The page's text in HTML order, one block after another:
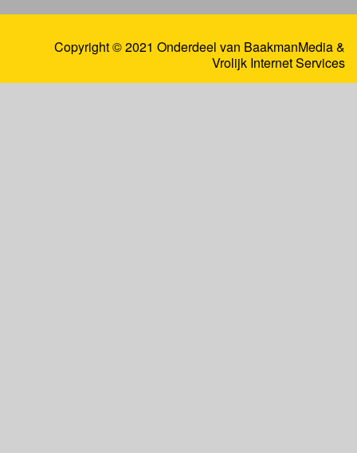
Copyright © 2021 Onderdeel van BaakmanMedia&
Vrolijk Internet Services